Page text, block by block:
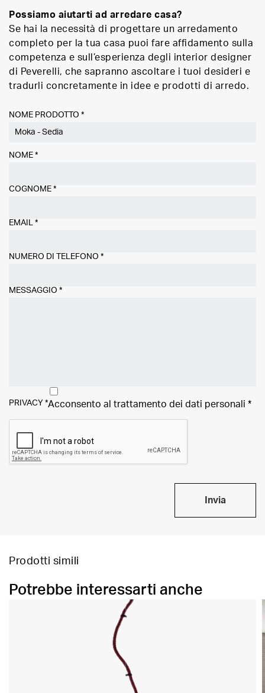
Possiamo aiutarti ad arredare casa?
Se hai la necessità di progettare un arredamento
completo per la tua casa puoi fare affidamento sulla
competenza e sull’esperienza degli interior designer
di Peverelli, che sapranno ascoltare i tuoi desideri e
tradurli concretamente in idee e prodotti di arredo.
NOME PRODOTTO *
NOME *
COGNOME *
EMAIL *
NUMERO DI TELEFONO *
MESSAGGIO *
PRIVACY *Acconsento al trattamento dei dati personali *
Invia
Prodotti simili
Potrebbe interessarti anche